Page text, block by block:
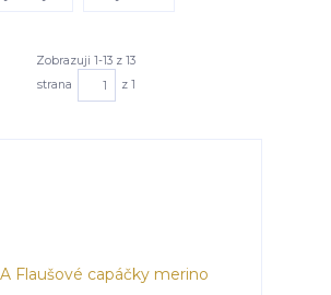
Zobrazuji 1-13 z 13
strana
z 1